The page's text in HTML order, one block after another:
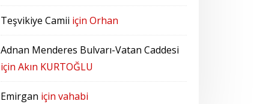
Teşvikiye Camii için Orhan
Adnan Menderes Bulvarı-Vatan Caddesi
için Akın KURTOĞLU
Emirgan için vahabi